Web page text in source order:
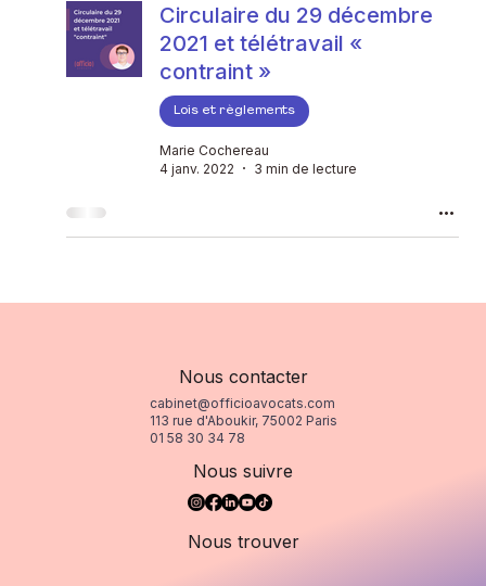
Circulaire du 29 décembre
2021 et télétravail «
contraint »
Lois et règlements
Marie Cochereau
4 janv. 2022
3 min de lecture
Nous contacter
cabinet@officioavocats.com
113 rue d'Aboukir, 75002 Paris
01 58 30 34 78
Nous trouver
Nous suivre